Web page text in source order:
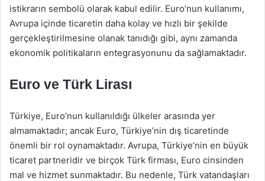
istikrarın sembolü olarak kabul edilir. Euro’nun kullanımı,
Avrupa içinde ticaretin daha kolay ve hızlı bir şekilde
gerçekleştirilmesine olanak tanıdığı gibi, aynı zamanda
ekonomik politikaların entegrasyonunu da sağlamaktadır.
Euro ve Türk Lirası
Türkiye, Euro’nun kullanıldığı ülkeler arasında yer
almamaktadır; ancak Euro, Türkiye’nin dış ticaretinde
önemli bir rol oynamaktadır. Avrupa, Türkiye’nin en büyük
ticaret partneridir ve birçok Türk firması, Euro cinsinden
mal ve hizmet sunmaktadır. Bu nedenle, Türk vatandaşları